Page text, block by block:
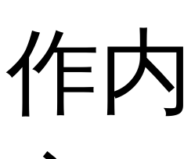
作内